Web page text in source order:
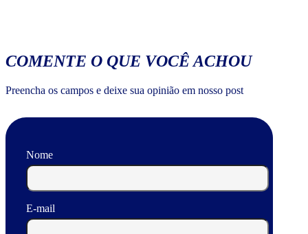
COMENTE O QUE VOCÊ ACHOU
Preencha os campos e deixe sua opinião em nosso post
Nome
E-mail